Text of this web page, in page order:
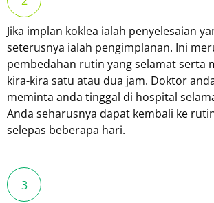
Jika implan koklea ialah penyelesaian
seterusnya ialah pengimplanan. Ini
pembedahan rutin yang selamat serta
kira-kira satu atau dua jam. Doktor
meminta anda tinggal di hospital
Anda seharusnya dapat kembali ke
selepas beberapa hari.